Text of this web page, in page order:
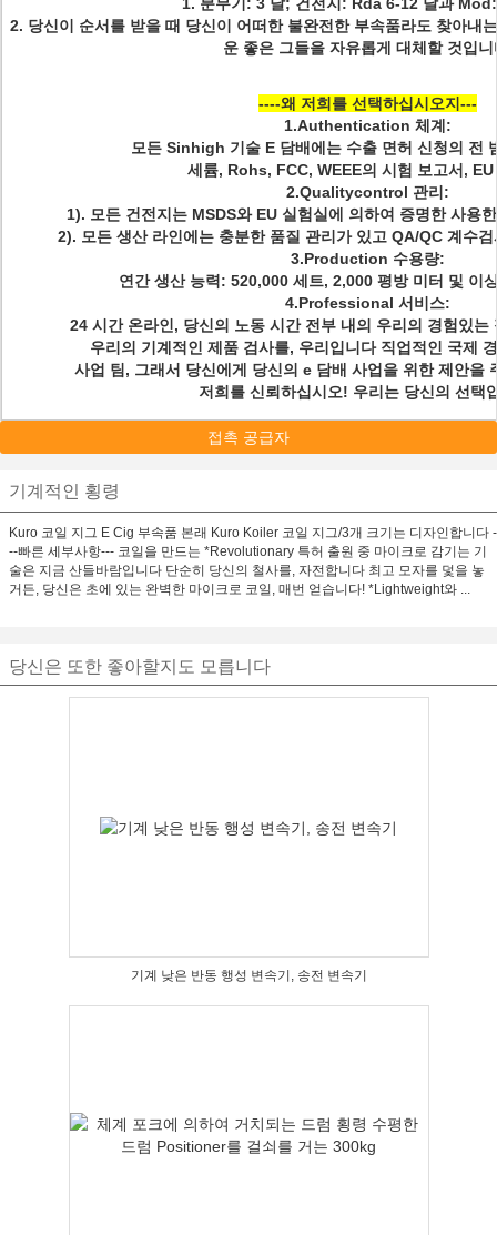
2. 당신이 순서를 받을 때 당신이 어떠한 불완전한 부속품라도 찾아내
운 좋은 그들을 자유롭게 대체할 것입니
----왜 저희를 선택하십시오지---
1.Authentication 체계:
모든 Sinhigh 기술 E 담배에는 수출 면허 신청의 전
세륨, Rohs, FCC, WEEE의 시험 보고서, EU
2.Qualitycontrol 관리:
1). 모든 건전지는 MSDS와 EU 실험실에 의하여 증명한 사용
2). 모든 생산 라인에는 충분한 품질 관리가 있고 QA/QC 계수
3.Production 수용량:
연간 생산 능력: 520,000 세트, 2,000 평방 미터 및 이
4.Professional 서비스:
24 시간 온라인, 당신의 노동 시간 전부 내의 우리의 경험있는
우리의 기계적인 제품 검사를, 우리입니다 직업적인 국제
사업 팀, 그래서 당신에게 당신의 e 담배 사업을 위한 제안을
저희를 신뢰하십시오! 우리는 당신의 선택
접촉 공급자
기계적인 횡령
Kuro 코일 지그 E Cig 부속품 본래 Kuro Koiler 코일 지그/3개 크기는 디자인합니다 -
--빠른 세부사항--- 코일을 만드는 *Revolutionary 특허 출원 중 마이크로 감기는 기
술은 지금 산들바람입니다 단순히 당신의 철사를, 자전합니다 최고 모자를 덫을 놓
거든, 당신은 초에 있는 완벽한 마이크로 코일, 매번 얻습니다! *Lightweight와 ...
당신은 또한 좋아할지도 모릅니다
기계 낮은 반동 행성 변속기, 송전 변속기